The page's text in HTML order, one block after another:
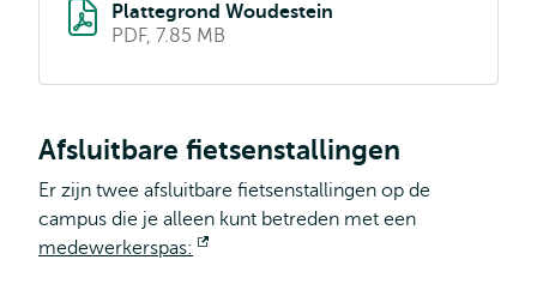
Plattegrond Woudestein
PDF, 7.85 MB
Afsluitbare fietsenstallingen
Er zijn twee afsluitbare fietsenstallingen op de
campus die je alleen kunt betreden met een
medewerkerspas: